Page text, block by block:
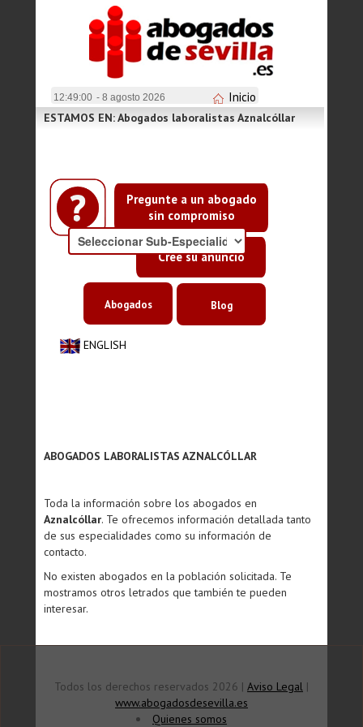
12:49:00 - 8 agosto 2026 Inicio
Pregunte a un abogado
sin compromiso
Cree su anuncio
ESTAMOS EN: Abogados laboralistas Aznalcóllar
ENGLISH
Abogados Blog
ABOGADOS LABORALISTAS AZNALCÓLLAR
Toda la información sobre los abogados en
Aznalcóllar. Te ofrecemos información detallada tanto
de sus especialidades como su información de
contacto.
No existen abogados en la población solicitada. Te
mostramos otros letrados que también te pueden
interesar.
Todos los derechos reservados 2026 | Aviso Legal |
www.abogadosdesevilla.es
Quienes somos